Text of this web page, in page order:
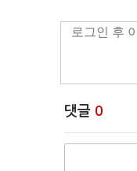
댓글 0